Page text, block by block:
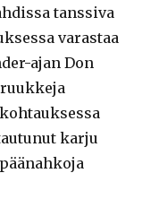
tanssiva
varastaa
ajan Don
karju